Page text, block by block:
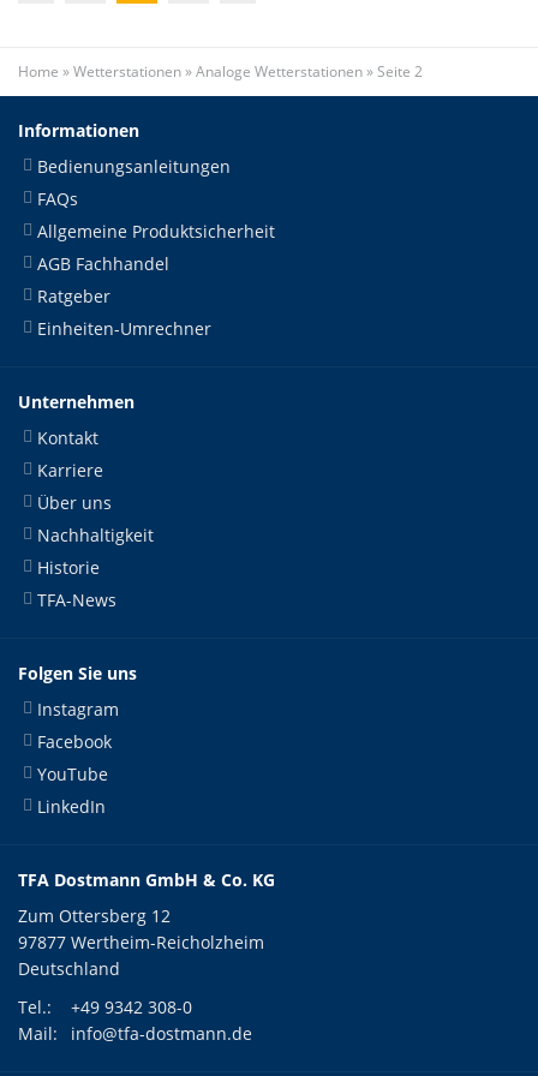
Home »Wetterstationen»Analoge Wetterstationen»Seite 2
Informationen
Bedienungsanleitungen
FAQs
Allgemeine Produktsicherheit
AGB Fachhandel
Ratgeber
Einheiten-Umrechner
Unternehmen
Kontakt
Karriere
Über uns
Nachhaltigkeit
Historie
TFA-News
Folgen Sie uns
Instagram
Facebook
YouTube
LinkedIn
TFA Dostmann GmbH & Co. KG
Zum Ottersberg 12
97877 Wertheim-Reicholzheim
Deutschland
Tel.:
+49 9342 308-0
Mail:
info@tfa-dostmann.de